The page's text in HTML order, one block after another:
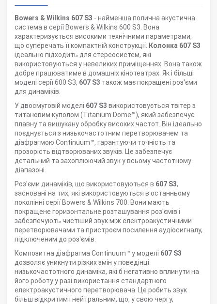
Bowers & Wilkins 607 S3 - найменша полична акустична
система в серії Bowers & Wilkins 600 S3. Вона
характеризується високими технічними параметрами,
що суперечать її компактній конструкції. Колонка 607 S3
ідеально підходить для стереосистем, які
використовуються у невеликих приміщеннях. Вона також
добре працюватиме в домашніх кінотеатрах. Як і більші
моделі серії 600 S3, 607 S3 також має покращені роз'єми
для динаміків.
У двосмуговій моделі 607 S3 використовується твітер з
титановим куполом (Titanium Dome™), який забезпечує
плавну та вишукану обробку високих частот. Він ідеально
поєднується з низькочастотним перетворювачем та
діафрагмою Continuum™, гарантуючи точність та
прозорість відтворюваних звуків. Це забезпечує
детальний та захоплюючий звук у всьому частотному
діапазоні.
Роз'єми динаміків, що використовуються в 607 S3,
засновані на тих, які використовуються в останньому
поколінні серії Bowers & Wilkins 700. Вони мають
покращене горизонтальне розташування роз'ємів і
забезпечують чистіший звук між електроакустичними
перетворювачами та пристроєм посилення аудіосигналу,
підключеним до роз'ємів.
Композитна діафрагма Continuum™ у моделі 607 S3
дозволяє уникнути різких змін у поведінці
низькочастотного динаміка, які б негативно вплинути на
його роботу у разі використання стандартного
електроакустичного перетворювача. Це робить звук
більш відкритим і нейтральним, що, у свою чергу,